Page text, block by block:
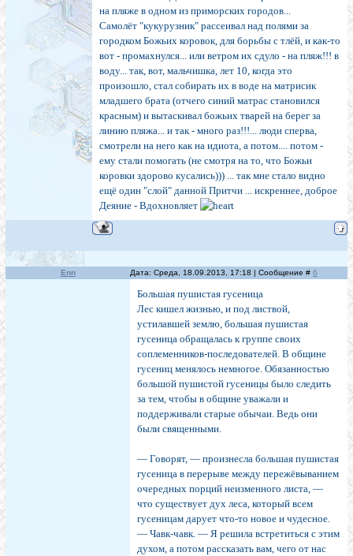
на пляже в одном из приморских городов...
Самолёт "кукурузник" рассеивал над полями за
городком Божьих коровок, для борьбы с тлёй, и как-то
вот - промахнулся... или ветром их сдуло - на пляж!!! в
воду... так, вот, мальчишка, лет 10, когда это
произошло, стал собирать их в воде на матрисик
младшего брата (отчего синий матрас становился
красным) и вытаскивал божьих тварей на берег за
линию пляжа... и так - много раз!!!... люди сперва,
смотрели на него как на идиота, а потом.... потом -
ему стали помогать (не смотря на то, что Божьи
коровки здорово кусались))) ... так мне стало видно
ещё один "слой" данной Притчи ... искреннее, доброе
Деяние - Вдохновляет
Enn Дата: Среда, 18.09.2013, 17:18 | Сообщение # 6
Большая пушистая гусеница
Лес кишел жизнью, и под листвой,
устилавшей землю, большая пушистая
гусеница обращалась к группе своих
соплеменников-последователей. В общине
гусениц менялось немногое. Обязанностью
большой пушистой гусеницы было следить
за тем, чтобы в общине уважали и
поддерживали старые обычаи. Ведь они
были священными.
— Говорят, — произнесла большая пушистая
гусеница в перерыве между пережёвыванием
очередных порций неизменного листа, —
что существует дух леса, который всем
гусеницам дарует что-то новое и чудесное.
— Чавк-чавк. — Я решила встретиться с этим
духом, а потом рассказать вам, чего от нас